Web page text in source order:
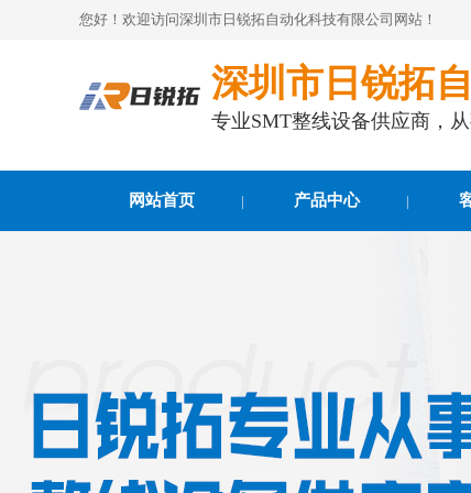
您好！欢迎访问深圳市日锐拓自动化科技有限公司网站！
深圳市日锐拓
专业SMT整线设备供应商，
网站首页 产品中心